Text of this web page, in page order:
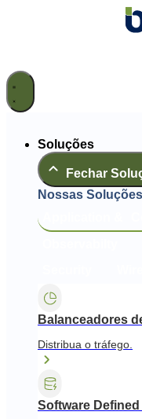
Soluções
Fechar
Nossas Soluções
Balanceadores
Distribua o tráfego.
Software